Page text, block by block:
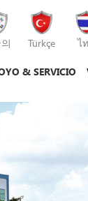
Türkçe ไ
& SERVICIO